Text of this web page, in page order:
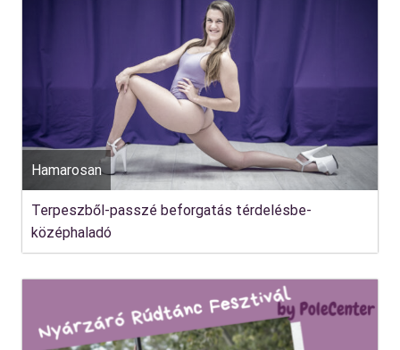
Hamarosan
Terpeszből-passzé beforgatás térdelésbe-
középhaladó